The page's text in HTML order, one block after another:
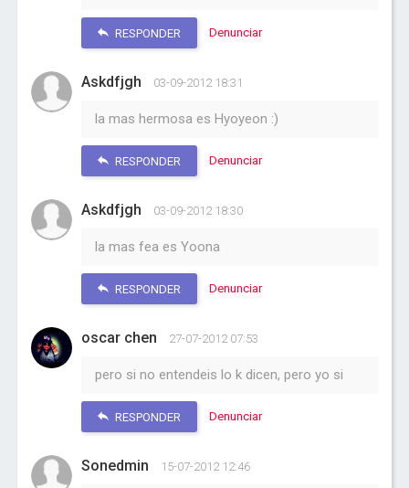
RESPONDER Denunciar
Askdfjgh 03-09-2012 18:31
la mas hermosa es Hyoyeon :)
RESPONDER Denunciar
Askdfjgh 03-09-2012 18:30
la mas fea es Yoona
RESPONDER Denunciar
oscar chen 27-07-2012 07:53
pero si no entendeis lo k dicen, pero yo si
RESPONDER Denunciar
Sonedmin 15-07-2012 12:46